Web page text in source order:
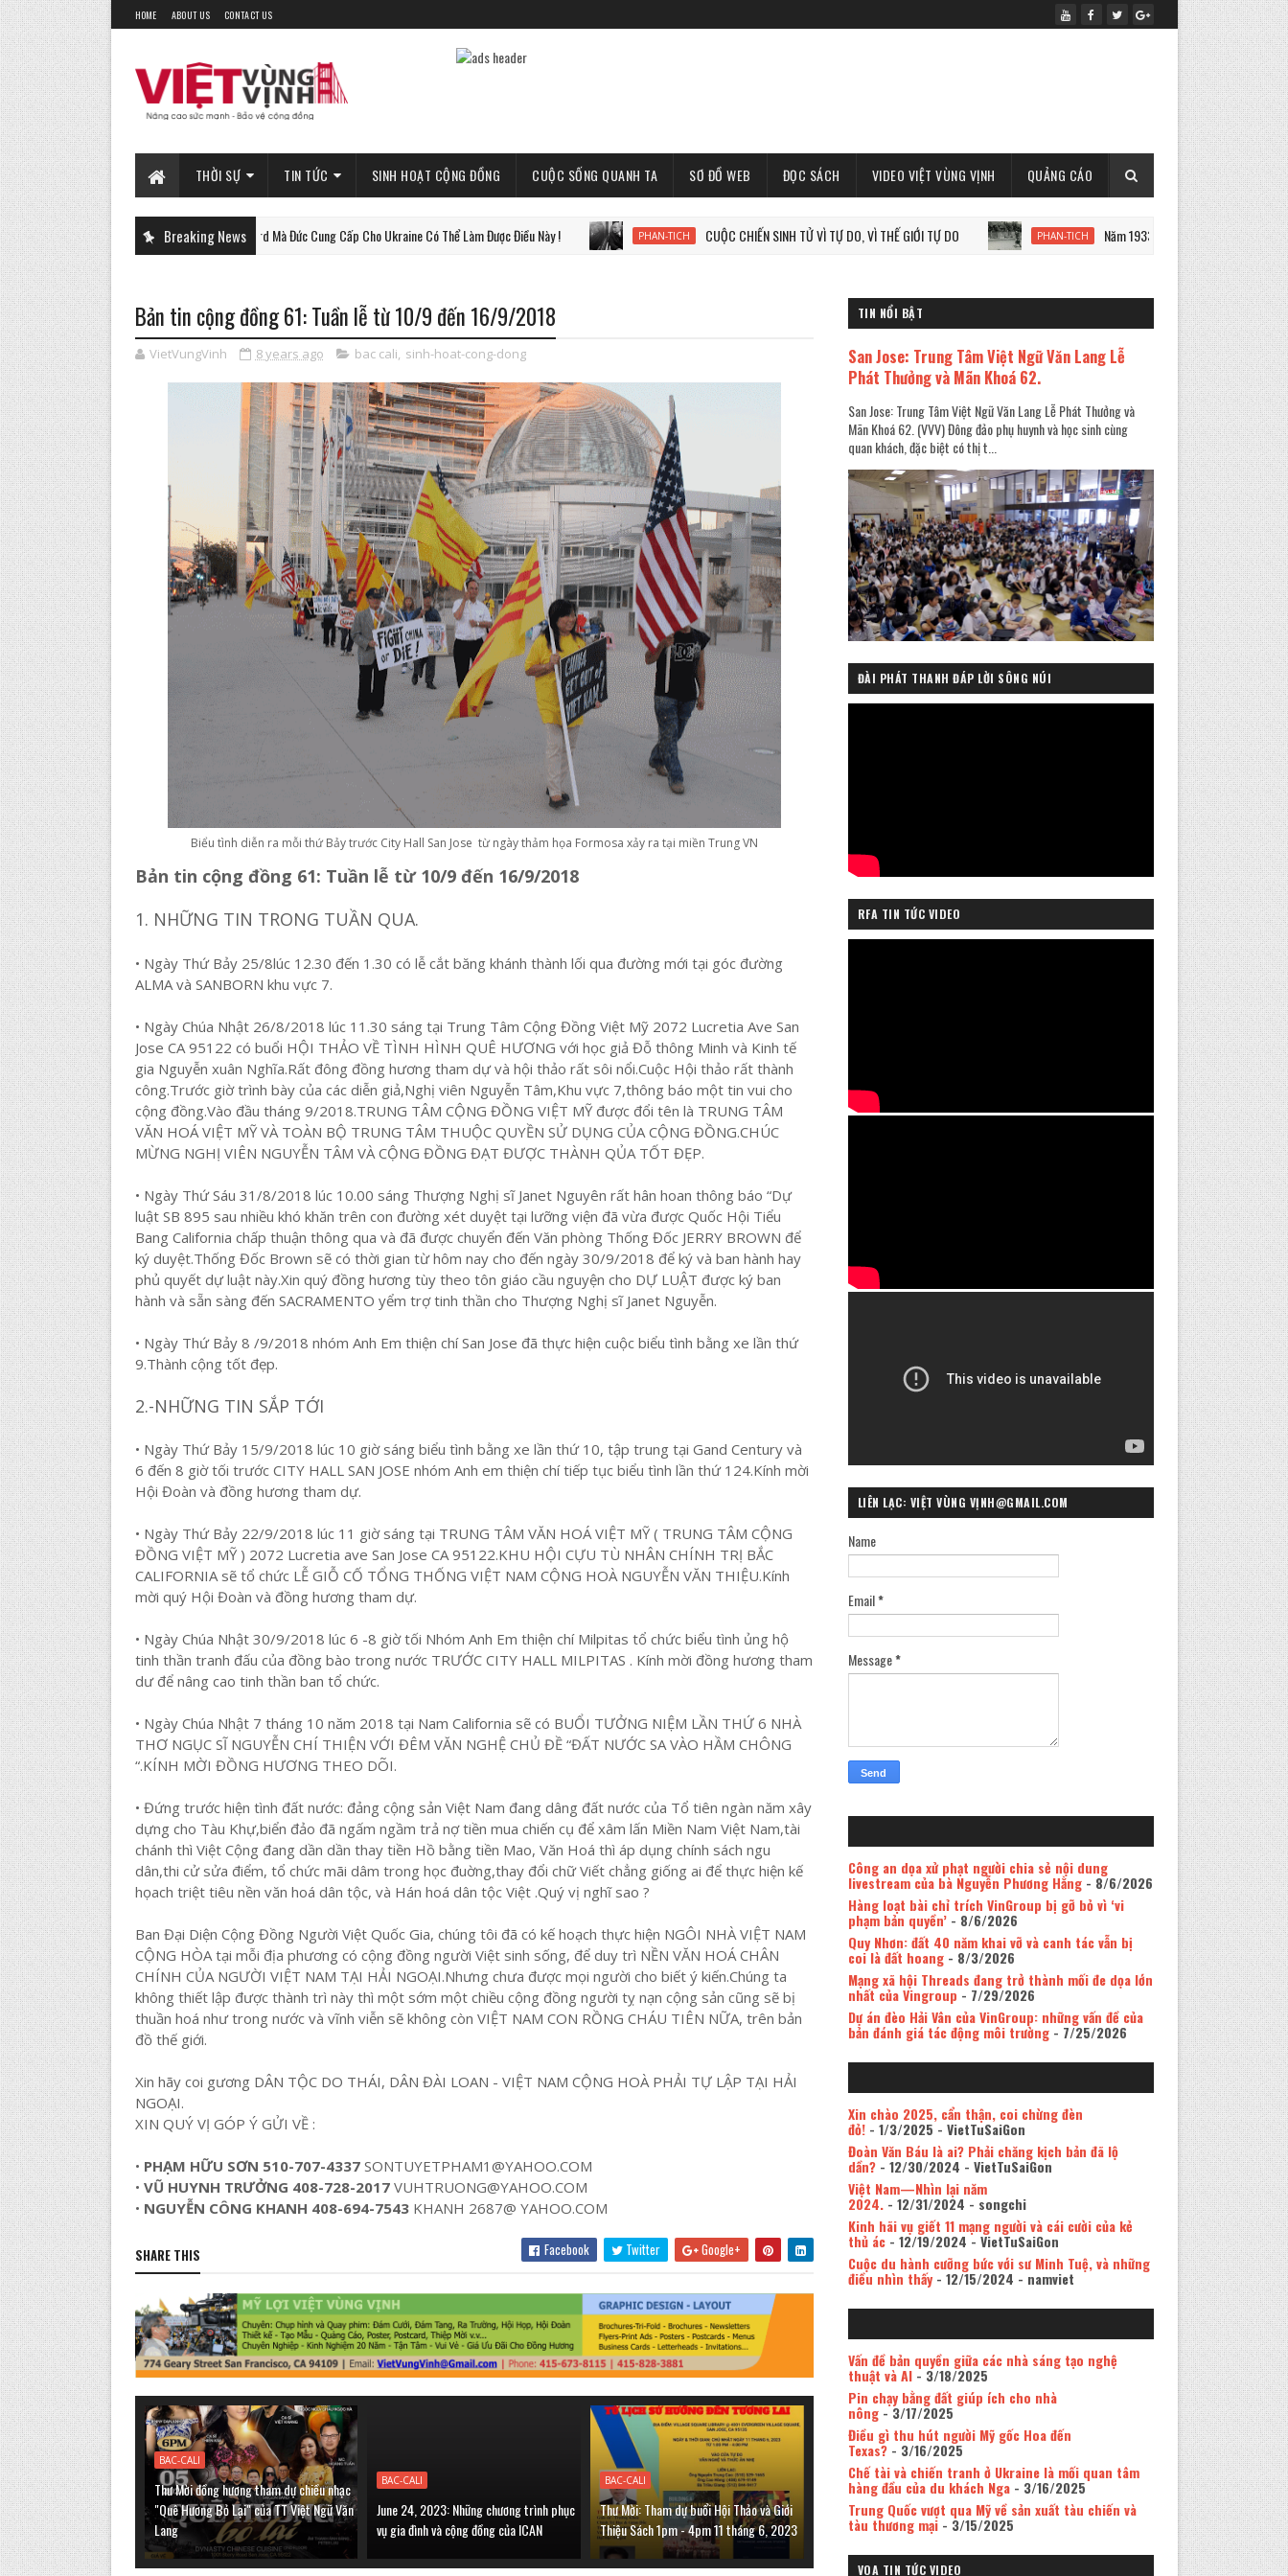
HOME ABOUT US CONTACT US
THỜI SỰ TIN TỨC SINH HOẠT CỘNG ĐỒNG CUỘC SỐNG QUANH TA SƠ ĐỒ WEB ĐỌC SÁCH VIDEO VIỆT VÙNG VỊNH QUẢNG CÁO
Breaking News
PHAN-TICH Xe Tăng Gepard Mà Đức Cung Cấp Cho Ukraine Có Thể Làm Được Điều Này ! PHAN-TICH CUỘC CHIẾN SINH TỬ VÌ TỰ DO, VÌ THẾ GIỚI TỰ DO PHAN-TICH Năm 1933: Staline tàn sát 7 triệu người
Bản tin cộng đồng 61: Tuần lễ từ 10/9 đến 16/9/2018
VietVungVinh 8 years ago bac cali, sinh-hoat-cong-dong
Biểu tình diễn ra mỗi thứ Bảy trước City Hall San Jose từ ngày thảm họa Formosa xảy ra tại miền Trung VN
Bản tin cộng đồng 61: Tuần lễ từ 10/9 đến 16/9/2018
1. NHỮNG TIN TRONG TUẦN QUA.
• Ngày Thứ Bảy 25/8lúc 12.30 đến 1.30 có lễ cắt băng khánh thành lối qua đường mới tại góc đường
ALMA và SANBORN khu vực 7.
• Ngày Chúa Nhật 26/8/2018 lúc 11.30 sáng tại Trung Tâm Cộng Đồng Việt Mỹ 2072 Lucretia Ave San
Jose CA 95122 có buổi HỘI THẢO VỀ TÌNH HÌNH QUÊ HƯƠNG với học giả Đỗ thông Minh và Kinh tế
gia Nguyễn xuân Nghĩa.Rất đông đồng hương tham dự và hội thảo rất sôi nổi.Cuộc Hội thảo rất thành
công.Trước giờ trình bày của các diễn giả,Nghị viên Nguyễn Tâm,Khu vực 7,thông báo một tin vui cho
cộng đồng.Vào đầu tháng 9/2018.TRUNG TÂM CỘNG ĐỒNG VIỆT MỸ được đổi tên là TRUNG TÂM
VĂN HOÁ VIỆT MỸ VÀ TOÀN BỘ TRUNG TÂM THUỘC QUYỀN SỬ DỤNG CỦA CỘNG ĐỒNG.CHÚC
MỪNG NGHỊ VIÊN NGUYỄN TÂM VÀ CỘNG ĐỒNG ĐẠT ĐƯỢC THÀNH QỦA TỐT ĐẸP.
• Ngày Thứ Sáu 31/8/2018 lúc 10.00 sáng Thượng Nghị sĩ Janet Nguyên rất hân hoan thông báo “Dự
luật SB 895 sau nhiều khó khăn trên con đường xét duyệt tại lưỡng viện đã vừa được Quốc Hội Tiểu
Bang California chấp thuận thông qua và đã được chuyển đến Văn phòng Thống Đốc JERRY BROWN để
ký duyệt.Thống Đốc Brown sẽ có thời gian từ hôm nay cho đến ngày 30/9/2018 để ký và ban hành hay
phủ quyết dự luật này.Xin quý đồng hương tùy theo tôn giáo cầu nguyện cho DỰ LUẬT được ký ban
hành và sẵn sàng đến SACRAMENTO yểm trợ tinh thần cho Thượng Nghị sĩ Janet Nguyễn.
• Ngày Thứ Bảy 8 /9/2018 nhóm Anh Em thiện chí San Jose đã thực hiện cuộc biểu tình bằng xe lần thứ
9.Thành cộng tốt đẹp.
2.-NHỮNG TIN SẮP TỚI
• Ngày Thứ Bảy 15/9/2018 lúc 10 giờ sáng biểu tình bằng xe lần thứ 10, tập trung tại Gand Century và
6 đến 8 giờ tối trước CITY HALL SAN JOSE nhóm Anh em thiện chí tiếp tục biểu tình lần thứ 124.Kính mời
Hội Đoàn và đồng hương tham dự.
• Ngày Thứ Bảy 22/9/2018 lúc 11 giờ sáng tại TRUNG TÂM VĂN HOÁ VIỆT MỸ ( TRUNG TÂM CỘNG
ĐỒNG VIỆT MỸ ) 2072 Lucretia ave San Jose CA 95122.KHU HỘI CỰU TÙ NHÂN CHÍNH TRỊ BẮC
CALIFORNIA sẽ tổ chức LỄ GIỖ CỐ TỔNG THỐNG VIỆT NAM CỘNG HOÀ NGUYỄN VĂN THIỆU.Kính
mời quý Hội Đoàn và đồng hương tham dự.
• Ngày Chúa Nhật 30/9/2018 lúc 6 -8 giờ tối Nhóm Anh Em thiện chí Milpitas tổ chức biểu tình ủng hộ
tinh thần tranh đấu của đồng bào trong nước TRƯỚC CITY HALL MILPITAS . Kính mời đồng hương tham
dư để nâng cao tinh thần ban tổ chức.
• Ngày Chúa Nhật 7 tháng 10 năm 2018 tại Nam California sẽ có BUỔI TƯỞNG NIỆM LẦN THỨ 6 NHÀ
THƠ NGỤC SĨ NGUYỄN CHÍ THIỆN VỚI ĐÊM VĂN NGHỆ CHỦ ĐỀ “ĐẤT NƯỚC SA VÀO HẦM CHÔNG
“.KÍNH MỜI ĐỒNG HƯƠNG THEO DÕI.
• Đứng trước hiện tình đất nước: đảng cộng sản Việt Nam đang dâng đất nước của Tổ tiên ngàn năm xây
dựng cho Tàu Khự,biển đảo đã ngấm ngầm trả nợ tiền mua chiến cụ để xâm lấn Miền Nam Việt Nam,tài
chánh thì Việt Cộng đang dần dần thay tiền Hồ bằng tiền Mao, Văn Hoá thì áp dụng chính sách ngu
dân,thi cử sửa điểm, tổ chức mãi dâm trong học đuờng,thay đổi chữ Viết chẳng giống ai để thực hiện kế
họach triệt tiêu nền văn hoá dân tộc, và Hán hoá dân tộc Việt .Quý vị nghĩ sao ?
Ban Đại Diện Cộng Đồng Người Việt Quốc Gia, chúng tôi đã có kế hoạch thực hiện NGÔI NHÀ VIỆT NAM
CỘNG HÒA tại mỗi địa phương có cộng đồng người Việt sinh sống, để duy trì NỀN VĂN HOÁ CHÂN
CHÍNH CỦA NGƯỜI VIỆT NAM TẠI HẢI NGOẠI.Nhưng chưa được mọi người cho biết ý kiến.Chúng ta
không thiết lập được thành trì này thì một sớm một chiều cộng đồng người tỵ nạn cộng sản cũng sẽ bị
thuần hoá như trong nước và vĩnh viễn sẽ không còn VIỆT NAM CON RỒNG CHÁU TIÊN NỮA, trên bản
đồ thế giới.
Xin hãy coi gương DÂN TỘC DO THÁI, DÂN ĐÀI LOAN - VIỆT NAM CỘNG HOÀ PHẢI TỰ LẬP TẠI HẢI
NGOẠI.
XIN QUÝ VỊ GÓP Ý GỬI VỀ :
• PHẠM HỮU SƠN 510-707-4337SONTUYETPHAM1@YAHOO.COM
• VŨ HUYNH TRƯỞNG 408-728-2017VUHTRUONG@YAHOO.COM
• NGUYỄN CÔNG KHANH 408-694-7543KHANH 2687@ YAHOO.COM
SHARE THIS Facebook Twitter Google+
BAC-CALI
Thư Mời đồng hương tham dự chiều nhạc
"Quê Hương Bỏ Lại" của TT Việt Ngữ Văn
Lang
BAC-CALI
June 24, 2023: Những chương trình phục
vụ gia đình và cộng đồng của ICAN
BAC-CALI
Thư Mời: Tham dự buổi Hội Thảo và Giới
Thiệu Sách 1pm - 4pm 11 tháng 6, 2023
TIN NỔI BẬT
San Jose: Trung Tâm Việt Ngữ Văn Lang Lễ
Phát Thưởng và Mãn Khoá 62.
San Jose: Trung Tâm Việt Ngữ Văn Lang Lễ Phát Thưởng và
Mãn Khoá 62. (VVV) Đông đảo phụ huynh và học sinh cùng
quan khách, đặc biệt có thị t...
ĐÀI PHÁT THANH ĐÁP LỜI SÔNG NÚI
RFA TIN TỨC VIDEO
LIÊN LẠC: VIỆT VÙNG VỊNH@GMAIL.COM
Name
Email*
Message*
Công an dọa xử phạt người chia sẻ nội dung
livestream của bà Nguyễn Phương Hằng- 8/6/2026
Hàng loạt bài chỉ trích VinGroup bị gỡ bỏ vì ‘vi
phạm bản quyền’- 8/6/2026
Quy Nhơn: đất 40 năm khai vỡ và canh tác vẫn bị
coi là đất hoang- 8/3/2026
Mạng xã hội Threads đang trở thành mối đe dọa lớn
nhất của Vingroup - 7/29/2026
Dự án đèo Hải Vân của VinGroup: những vấn đề của
bản đánh giá tác động môi trường- 7/25/2026
Xin chào 2025, cẩn thận, coi chừng đèn
đỏ!- 1/3/2025 - VietTuSaiGon
Đoàn Văn Báu là ai? Phải chăng kịch bản đã lộ
dần?- 12/30/2024 - VietTuSaiGon
Việt Nam—Nhìn lại năm
2024.- 12/31/2024 - songchi
Kinh hãi vụ giết 11 mạng người và cái cười của kẻ
thủ ác- 12/19/2024 - VietTuSaiGon
Cuộc du hành cưỡng bức với sư Minh Tuệ, và những
điều nhìn thấy- 12/15/2024 - namviet
Vấn đề bản quyền giữa các nhà sáng tạo nghệ
thuật và AI- 3/18/2025
Pin chạy bằng đất giúp ích cho nhà
nông- 3/17/2025
Điều gì thu hút người Mỹ gốc Hoa đến
Texas?- 3/16/2025
Chế tài và chiến tranh ở Ukraine là mối quan tâm
hàng đầu của du khách Nga- 3/16/2025
Trung Quốc vượt qua Mỹ về sản xuất tàu chiến và
tàu thương mại- 3/15/2025
VOA TIN TỨC VIDEO